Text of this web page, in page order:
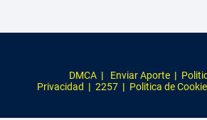
DMCA | Enviar Aporte |
Privacidad | 2257 | Politica de